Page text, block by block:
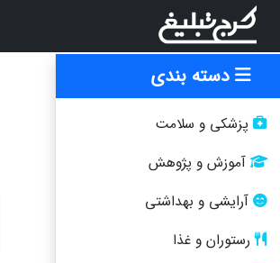
دسته بندی
پزشکی و سلامت
آموزش و پژوهش
آرایشی و بهداشتی
رستوران و غذا